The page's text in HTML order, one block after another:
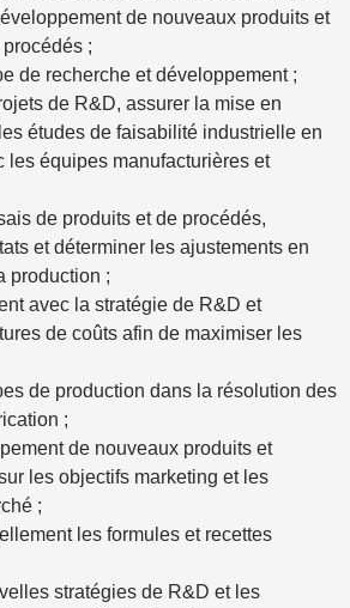
de nouveaux produits et
;
de recherche et développement ;
de R&D, assurer la mise en
études de faisabilité industrielle en
les équipes manufacturières et
de produits et de procédés,
et déterminer les ajustements en
production ;
avec la stratégie de R&D et
de coûts afin de maximiser les
de production dans la résolution des
;
de nouveaux produits et
les objectifs marketing et les
;
les formules et recettes
stratégies de R&D et les